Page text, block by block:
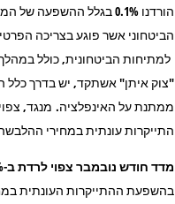
הורדנו 0.1% בגלל ההשפעה של
הביטחוני אשר פוגע בצריכה
למתיחות הביטחונית, כולל
"צוק איתן" אשתקד, יש בדרך כלל
ממתנת על האינפלציה. מנגד,
התייקרות עונתית במחירי
מדד חודש נובמבר צפוי לרדת ב-0.1%
בהשפעת ההתייקרות העונתית